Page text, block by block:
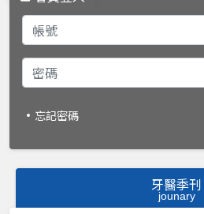
忘記密碼
牙醫季刊
jounary